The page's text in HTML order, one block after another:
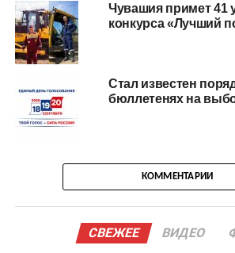
Чувашия примет 41
конкурса «Лучший
Стал известен
бюллетенях на
КОММЕНТАРИИ
СВЕЖЕЕ ВИДЕО